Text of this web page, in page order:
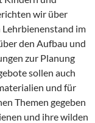
wir über
Lehrbienenstand im
den Aufbau und
zur Planung
sollen auch
und für
Themen gegeben
und ihre wilden